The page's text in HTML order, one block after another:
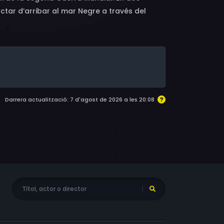
d’arribar al mar Negre a través del
seu film a partir de les imatges
Va filmar passatgers mentre resaven,
carregat d’alemanys, fugitius de la
Darrera actualització: 7 d'agost de 2026 a les 20:08